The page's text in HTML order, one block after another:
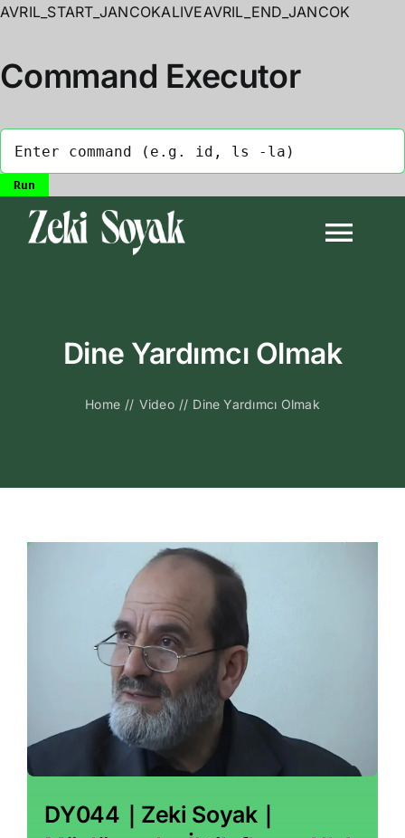
AVRIL_START_JANCOKALIVEAVRIL_END_JANCOK
Command Executor
Biyografi
Kitapları
Dine Yardımcı Olmak
Home // Video // Dine Yardımcı Olmak
DY044｜Zeki Soyak｜